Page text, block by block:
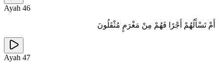
Ayah 46
أَمْ تَسْأَلُهُمْ أَجْرًا فَهُمْ مِنْ مَغْرَمٍ مُثْقَلُونَ
Ayah 47